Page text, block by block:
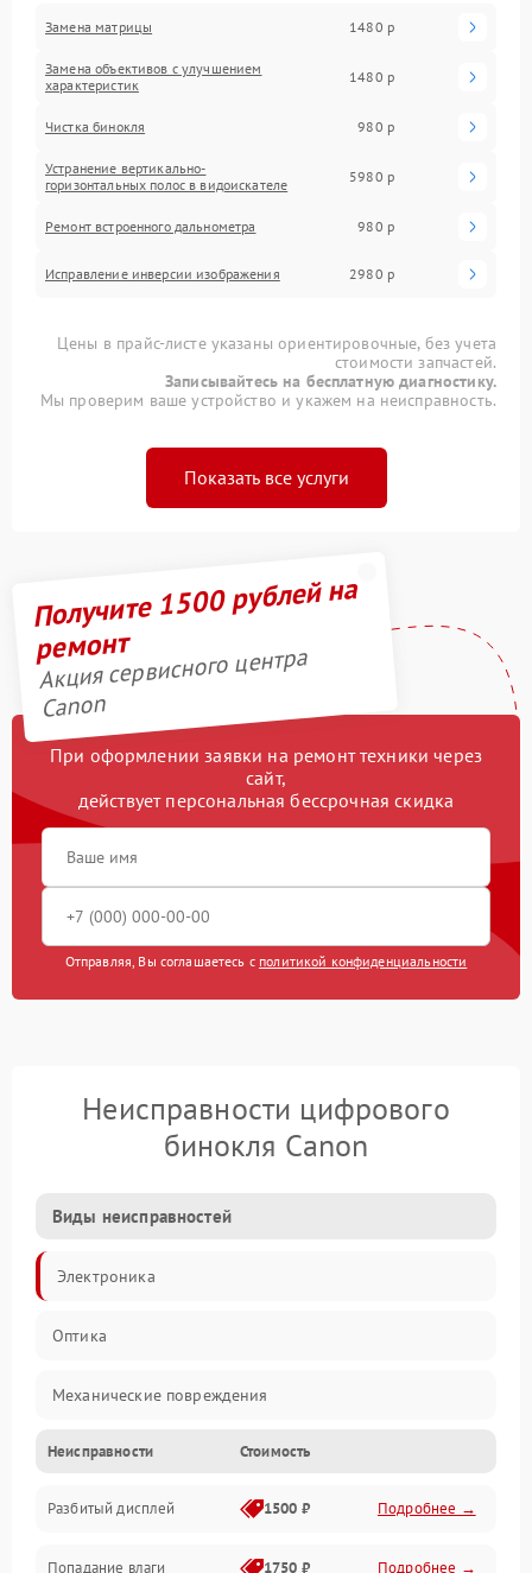
Замена матрицы 1480 р
Замена объективов с улучшением
характеристик
1480 р
Чистка бинокля 980 р
Устранение вертикально-
горизонтальных полос в видоискателе
5980 р
Ремонт встроенного дальнометра 980 р
Исправление инверсии изображения 2980 р
Цены в прайс-листе указаны ориентировочные, без учета
стоимости запчастей.
Записывайтесь на бесплатную диагностику.
Мы проверим ваше устройство и укажем на неисправность.
Показать все услуги
Получите 1500 рублей на
ремонт
Акция сервисного центра
Canon
При оформлении заявки на ремонт техники через
сайт,
действует персональная бессрочная скидка
Отправляя, Вы соглашаетесь с политикой конфиденциальности
Неисправности цифрового
бинокля Canon
Виды неисправностей
Электроника
Оптика
Механические повреждения
Видео
Механика
Неисправности Стоимость
Разбитый дисплей 1500 ₽ Подробнее →
Попадание влаги 1750 ₽ Подробнее →